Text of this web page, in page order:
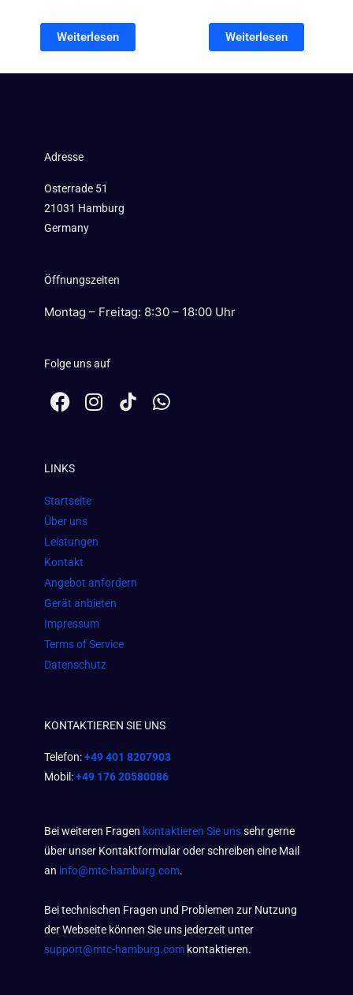
Weiterlesen Weiterlesen
Adresse
Osterrade 51
21031 Hamburg
Germany
Öffnungszeiten
Montag – Freitag: 8:30 – 18:00 Uhr
Folge uns auf
F
a
b
o
o
k
I
n
m
W
h
LINKS
Startseite
Über uns
Leistungen
Kontakt
Angebot anfordern
Gerät anbieten
Impressum
Terms of Service
Datenschutz
KONTAKTIEREN SIE UNS
Telefon:+49 401 8207903
Mobil:+49 176 20580086
Bei weiteren Fragen kontaktieren Sie unssehr gerne
über unser Kontaktformular oder schreiben eine Mail
an info@mtc-hamburg.com.
Bei technischen Fragen und Problemen zur Nutzung
der Webseite können Sie uns jederzeit unter
support@mtc-hamburg.com kontaktieren.